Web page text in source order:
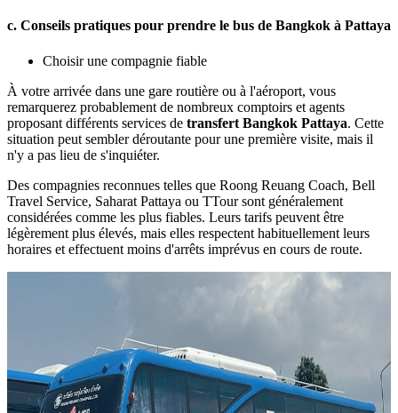
c. Conseils pratiques pour prendre le bus de Bangkok à Pattaya
Choisir une compagnie fiable
À votre arrivée dans une gare routière ou à l'aéroport, vous
remarquerez probablement de nombreux comptoirs et agents
proposant différents services de transfert Bangkok Pattaya. Cette
situation peut sembler déroutante pour une première visite, mais il
n'y a pas lieu de s'inquiéter.
Des compagnies reconnues telles que Roong Reuang Coach, Bell
Travel Service, Saharat Pattaya ou TTour sont généralement
considérées comme les plus fiables. Leurs tarifs peuvent être
légèrement plus élevés, mais elles respectent habituellement leurs
horaires et effectuent moins d'arrêts imprévus en cours de route.